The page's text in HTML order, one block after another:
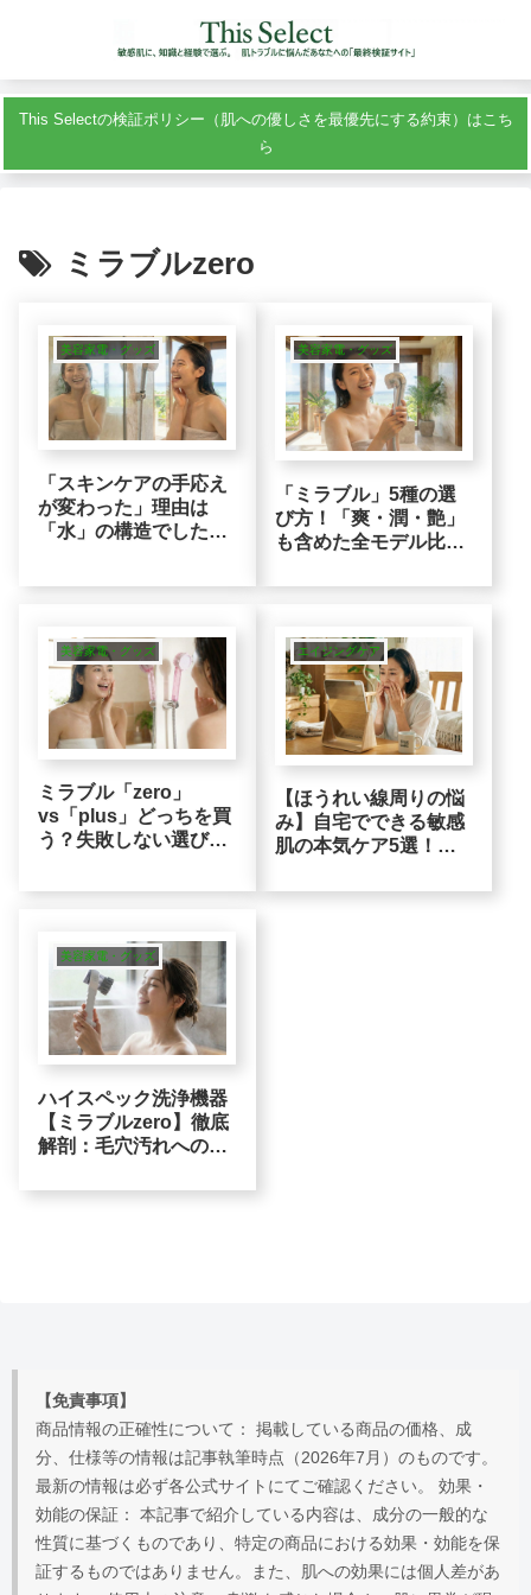
This Selectの検証ポリシー（肌への優しさを最優先にする約束）はこち
ら
ミラブルzero
美容家電・グッズ
「スキンケアの手応え
が変わった」理由は
「水」の構造でした。
美容家電・グッズ
「ミラブル」5種の選
び方！「爽・潤・艶」
も含めた全モデル比
判定ガイド
美容家電・グッズ
ミラブル「zero」
vs「plus」どっちを買
う？失敗しない選び方
別ガイド
エイジングケア
【ほうれい線周りの悩
み】自宅でできる敏感
肌の本気ケア5選！ク
でプロが選ぶ合理的選
美容家電・グッズ
ハイスペック洗浄機器
【ミラブルzero】徹底
解剖：毛穴汚れへの物
物を避ける正規ルート
【免責事項】
商品情報の正確性について： 掲載している商品の価格、成
分、仕様等の情報は記事執筆時点（2026年7月）のものです。
最新の情報は必ず各公式サイトにてご確認ください。 効果・
効能の保証： 本記事で紹介している内容は、成分の一般的な
性質に基づくものであり、特定の商品における効果・効能を保
証するものではありません。また、肌への効果には個人差があ